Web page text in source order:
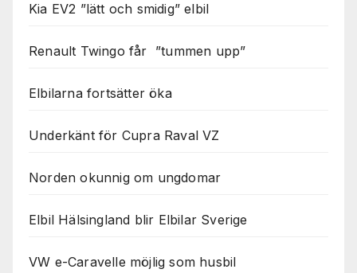
Kia EV2 ”lätt och smidig” elbil
Renault Twingo får ”tummen upp”
Elbilarna fortsätter öka
Underkänt för Cupra Raval VZ
Norden okunnig om ungdomar
Elbil Hälsingland blir Elbilar Sverige
VW e-Caravelle möjlig som husbil